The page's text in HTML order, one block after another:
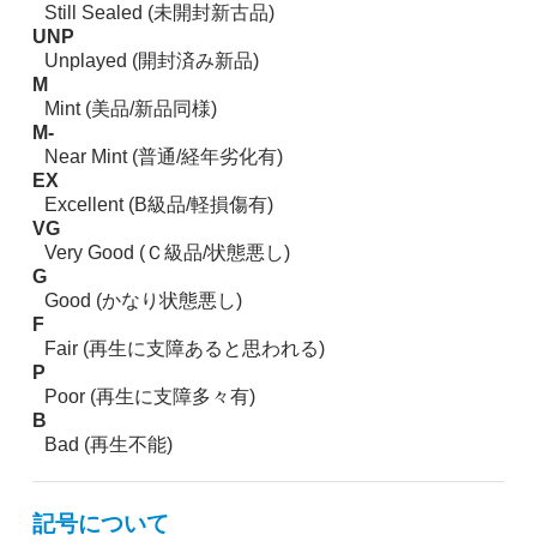
Still Sealed (未開封新古品)
UNP
Unplayed (開封済み新品)
M
Mint (美品/新品同様)
M-
Near Mint (普通/経年劣化有)
EX
Excellent (B級品/軽損傷有)
VG
Very Good (Ｃ級品/状態悪し)
G
Good (かなり状態悪し)
F
Fair (再生に支障あると思われる)
P
Poor (再生に支障多々有)
B
Bad (再生不能)
記号について